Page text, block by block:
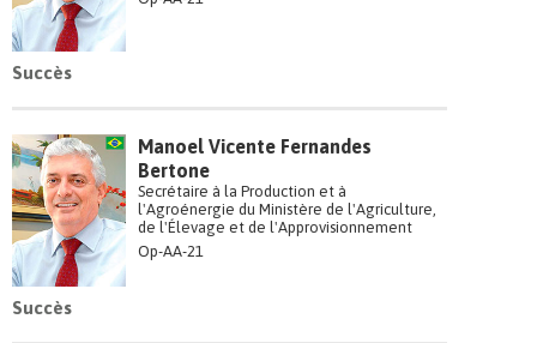
Succès
Manoel Vicente Fernandes
Bertone
Secrétaire à la Production et à
l'Agroénergie du Ministère de l'Agriculture,
de l'Élevage et de l'Approvisionnement
Op-AA-21
Succès